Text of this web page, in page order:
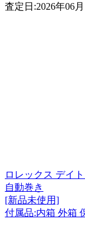
査定日:2026年06月
ロレックス デイ
自動巻き
[新品未使用]
付属品:内箱 外箱